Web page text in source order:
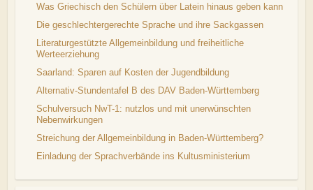
Was Griechisch den Schülern über Latein hinaus geben kann
Die geschlechtergerechte Sprache und ihre Sackgassen
Literaturgestützte Allgemeinbildung und freiheitliche
Werteerziehung
Saarland: Sparen auf Kosten der Jugendbildung
Alternativ-Stundentafel B des DAV Baden-Württemberg
Schulversuch NwT-1: nutzlos und mit unerwünschten
Nebenwirkungen
Streichung der Allgemeinbildung in Baden-Württemberg?
Einladung der Sprachverbände ins Kultusministerium